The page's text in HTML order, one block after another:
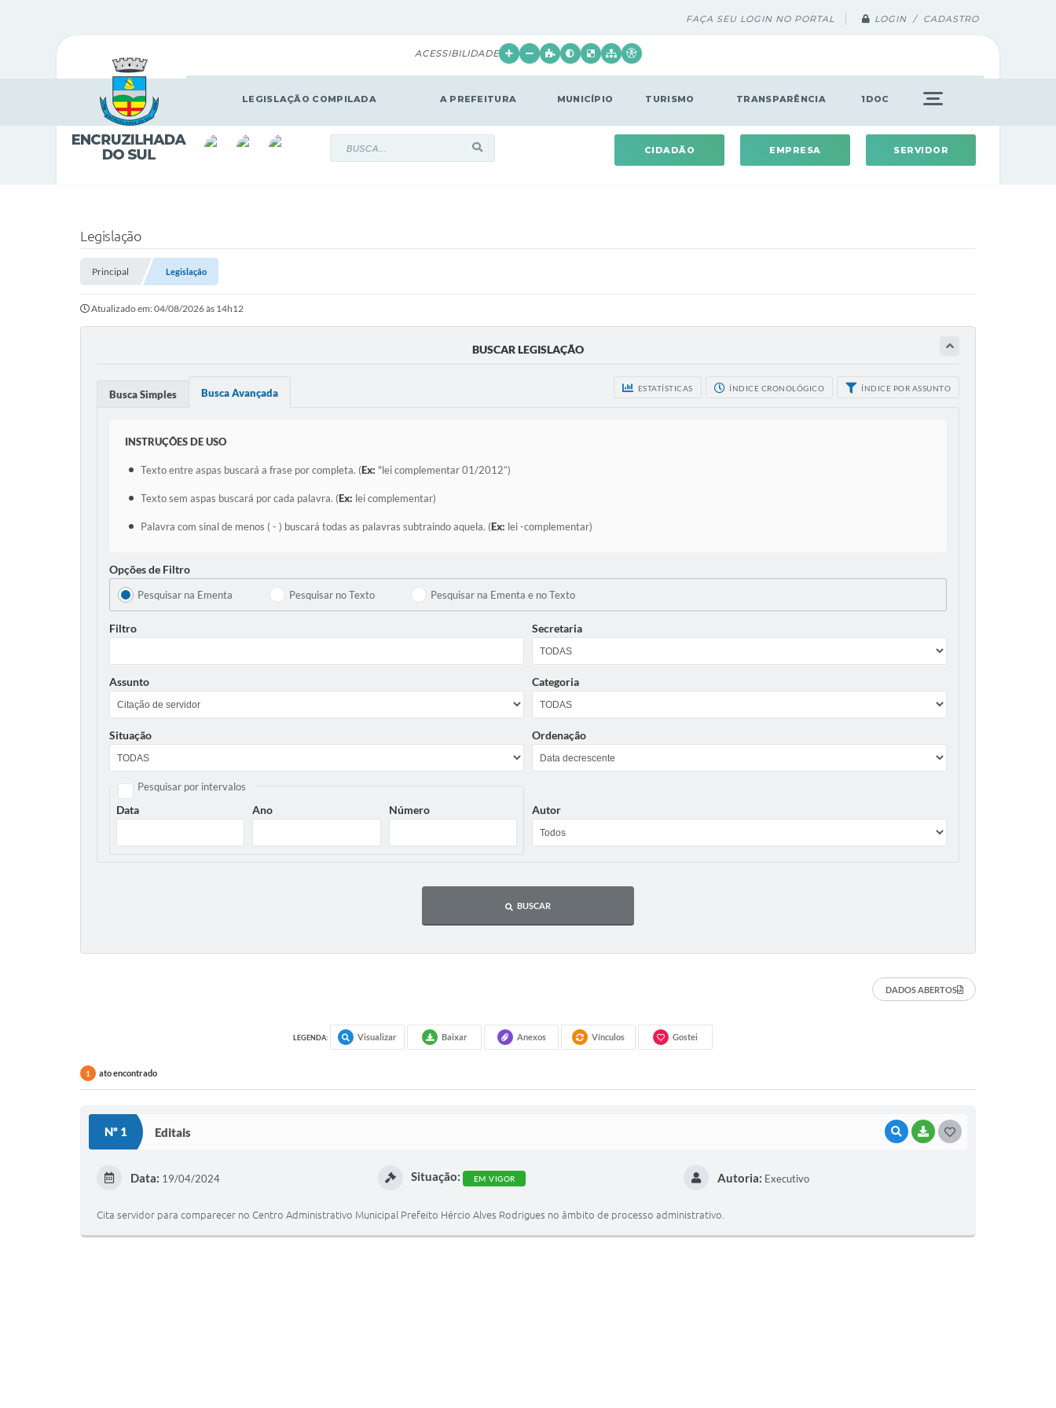
FAÇA SEU LOGIN NO PORTAL LOGIN / CADASTRO
ACESSIBILIDADE
LEGISLAÇÃO COMPILADA A PREFEITURA MUNICÍPIO TURISMO TRANSPARÊNCIA 1DOC
CIDADÃO EMPRESA SERVIDOR
Legislação
Principal Legislação
Atualizado em: 04/08/2026 às 14h12
BUSCAR LEGISLAÇÃO
ESTATÍSTICAS ÍNDICE CRONOLÓGICO ÍNDICE POR ASSUNTO
Busca Simples Busca Avançada
INSTRUÇÕES DE USO
Texto entre aspas buscará a frase por completa. (Ex: "lei complementar 01/2012”)
Texto sem aspas buscará por cada palavra. (Ex: lei complementar)
Palavra com sinal de menos ( - ) buscará todas as palavras subtraindo aquela. (Ex: lei -complementar)
Opções de Filtro
Pesquisar na Ementa Pesquisar no Texto Pesquisar na Ementa e no Texto
Filtro Secretaria
Assunto Categoria
Situação Ordenação
Pesquisar por intervalos
Data Ano Número Autor
BUSCAR
DADOS ABERTOS
LEGENDA: Visualizar Baixar Anexos Vínculos Gostei
1 ato encontrado
Nº 1 Editais VISUALIZAR
BAIXAR
Data: 19/04/2024 Situação: EM VIGOR Autoria: Executivo
Cita servidor para comparecer no Centro Administrativo Municipal Prefeito Hércio Alves Rodrigues no âmbito de processo administrativo.